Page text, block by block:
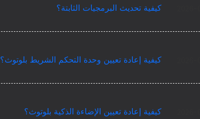
كيفية تحديث البرمجيات الثابتة؟
كيفية إعادة تعيين وحدة التحكم الشريط بلوتوث؟
كيفية إعادة تعيين الإضاءة الذكية بلوتوث؟